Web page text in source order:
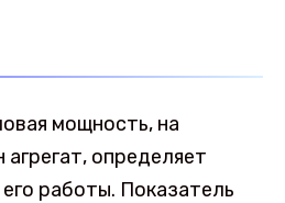
мощность, на
определяет
работы. Показатель